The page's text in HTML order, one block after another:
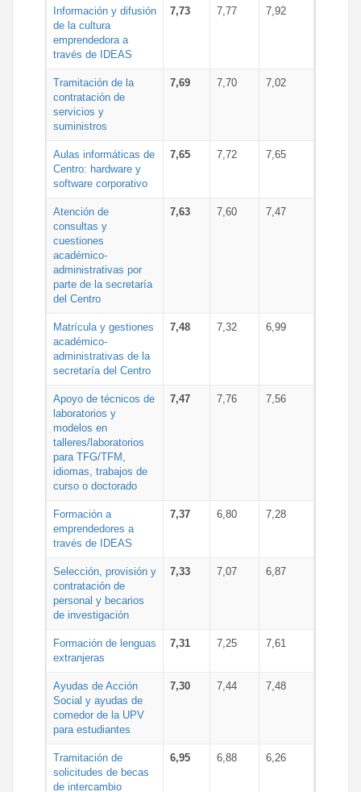
Información y difusión
de la cultura
emprendedora a
través de IDEAS
7,73 7,77 7,92
Tramitación de la
contratación de
servicios y
suministros
7,69 7,70 7,02
Aulas informáticas de
Centro: hardware y
software corporativo
7,65 7,72 7,65
Atención de
consultas y
cuestiones
académico-
administrativas por
parte de la secretaría
del Centro
7,63 7,60 7,47
Matrícula y gestiones
académico-
administrativas de la
secretaría del Centro
7,48 7,32 6,99
Apoyo de técnicos de
laboratorios y
modelos en
talleres/laboratorios
para TFG/TFM,
idiomas, trabajos de
curso o doctorado
7,47 7,76 7,56
Formación a
emprendedores a
través de IDEAS
7,37 6,80 7,28
Selección, provisión y
contratación de
personal y becarios
de investigación
7,33 7,07 6,87
Formación de lenguas
extranjeras
7,31 7,25 7,61
Ayudas de Acción
Social y ayudas de
comedor de la UPV
para estudiantes
7,30 7,44 7,48
Tramitación de
solicitudes de becas
de intercambio
6,95 6,88 6,26